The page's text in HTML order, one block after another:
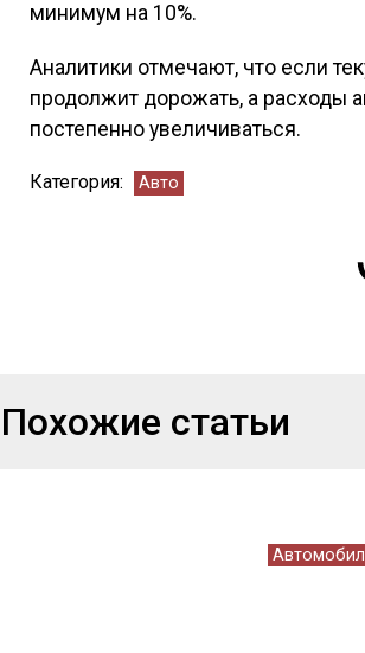
минимум на 10%.
Аналитики отмечают, что если
продолжит дорожать, а расходы
постепенно увеличиваться.
Категория: Авто
Похожие статьи